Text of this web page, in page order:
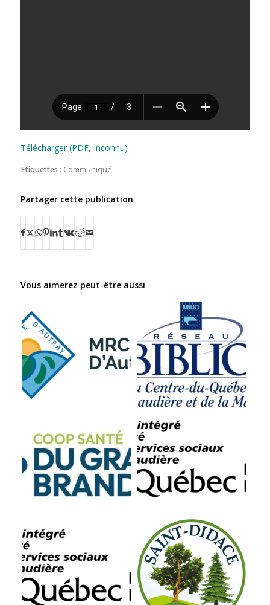
Télécharger (PDF, Inconnu)
Etiquettes : Communiqué
Partager cette publication
Vous aimerez peut-être aussi